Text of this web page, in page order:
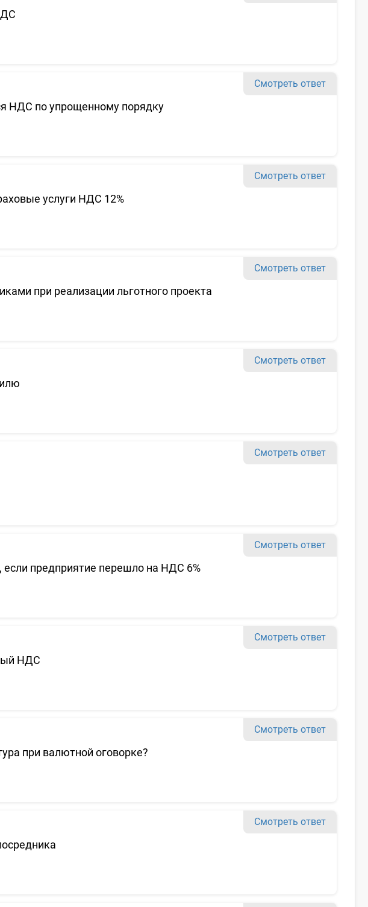
НДС по упрощенному порядку
Смотреть ответ
услуги НДС 12%
Смотреть ответ
при реализации льготного проекта
Смотреть ответ
Смотреть ответ
Смотреть ответ
предприятие перешло на НДС 6%
Смотреть ответ
НДС
Смотреть ответ
при валютной оговорке?
Смотреть ответ
Смотреть ответ